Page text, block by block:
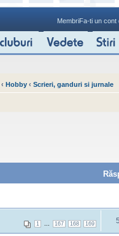
MembriFa-ti un cont
‹ Hobby ‹ Scrieri, ganduri si jurnale
1 167 168 169